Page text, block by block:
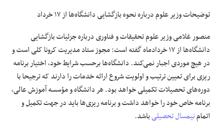
توضیحات وزیر علوم درباره نحوه بازگشایی دانشگاه‌ها از ۱۷ خرداد
منصور غلامی وزیر علوم تحقیقات و فناوری درباره جزئیات بازگشایی
دانشگاه‌ها از ۱۷ خردادماه گفته است: مجوز ستاد مدیریت کرونا کلی است و
در هیچ موردی اجبار نمی‌کند. دانشگاه‌ها برحسب شرایط خود، اختیار برنامه
ریزی برای تعیین ترتیب و اولویت شروع ارائه خدمات را دارند که ترجیحا با
دوره‌های تحصیلات تکمیلی خواهد بود. هر دانشگاه و مؤسسه آموزش عالی،
برنامه خاص خود را خواهد داشت و برنامه ریزی‌ها باید در جهت تکمیل و
اتمامنیمسال تحصیلیباشد.